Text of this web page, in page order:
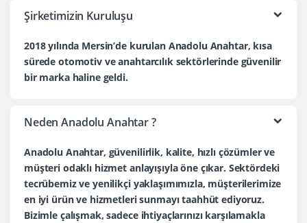
Şirketimizin Kuruluşu
2018 yılında Mersin’de kurulan Anadolu Anahtar, kısa
sürede otomotiv ve anahtarcılık sektörlerinde güvenilir
bir marka haline geldi.
Neden Anadolu Anahtar ?
Anadolu Anahtar, güvenilirlik, kalite, hızlı çözümler ve
müşteri odaklı hizmet anlayışıyla öne çıkar. Sektördeki
tecrübemiz ve yenilikçi yaklaşımımızla, müşterilerimize
en iyi ürün ve hizmetleri sunmayı taahhüt ediyoruz.
Bizimle çalışmak, sadece ihtiyaçlarınızı karşılamakla